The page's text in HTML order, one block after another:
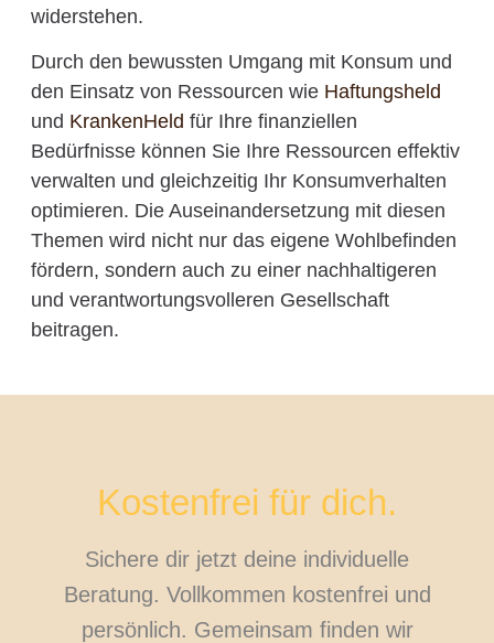
widerstehen.
Durch den bewussten Umgang mit Konsum und
den Einsatz von Ressourcen wie Haftungsheld
und KrankenHeld für Ihre finanziellen
Bedürfnisse können Sie Ihre Ressourcen effektiv
verwalten und gleichzeitig Ihr Konsumverhalten
optimieren. Die Auseinandersetzung mit diesen
Themen wird nicht nur das eigene Wohlbefinden
fördern, sondern auch zu einer nachhaltigeren
und verantwortungsvolleren Gesellschaft
beitragen.
Kostenfrei für dich.
Sichere dir jetzt deine individuelle
Beratung. Vollkommen kostenfrei und
persönlich. Gemeinsam finden wir